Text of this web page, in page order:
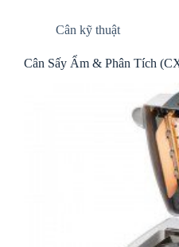
Cân kỹ thuật
Cân Sấy Ẩm & Phân Tích